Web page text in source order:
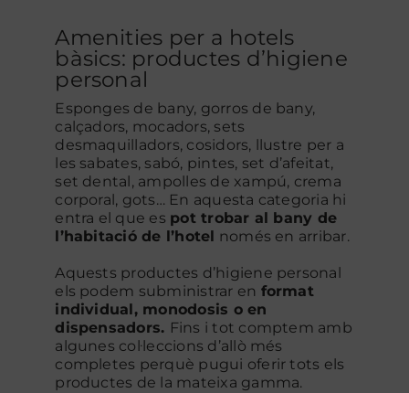
Amenities per a hotels
bàsics: productes d’higiene
personal
Esponges de bany, gorros de bany,
calçadors, mocadors, sets
desmaquilladors, cosidors, llustre per a
les sabates, sabó, pintes, set d’afeitat,
set dental, ampolles de xampú, crema
corporal, gots… En aquesta categoria hi
entra el que es pot trobar al bany de
l’habitació de l’hotel només en arribar.
Aquests productes d’higiene personal
els podem subministrar en format
individual, monodosis o en
dispensadors. Fins i tot comptem amb
algunes col·leccions d’allò més
completes perquè pugui oferir tots els
productes de la mateixa gamma.